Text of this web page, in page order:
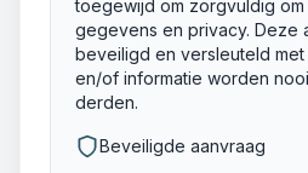
toegewijd om zorgvuldig om
gegevens en privacy. Deze
beveiligd en versleuteld met
en/of informatie worden
derden.
Beveiligde aanvraag